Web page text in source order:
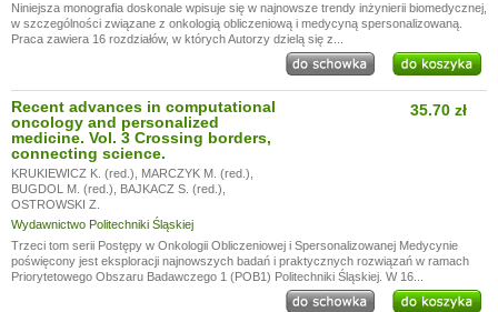
Niniejsza monografia doskonale wpisuje się w najnowsze trendy inżynierii biomedycznej,
w szczególności związane z onkologią obliczeniową i medycyną spersonalizowaną.
Praca zawiera 16 rozdziałów, w których Autorzy dzielą się z...
Recent advances in computational
oncology and personalized
medicine. Vol. 3 Crossing borders,
connecting science.
KRUKIEWICZ K. (red.) MARCZYK M. (red.)
BUGDOL M. (red.)
BAJKACZ S. (red.)
OSTROWSKI Z.
Wydawnictwo Politechniki Śląskiej
35.70 zł
Trzeci tom serii Postępy w Onkologii Obliczeniowej i Spersonalizowanej Medycynie
poświęcony jest eksploracji najnowszych badań i praktycznych rozwiązań w ramach
Priorytetowego Obszaru Badawczego 1 (POB1) Politechniki Śląskiej. W 16...